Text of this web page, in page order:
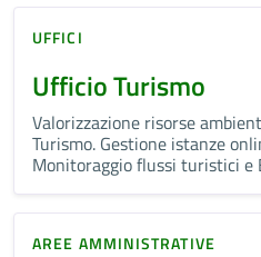
UFFICI
Ufficio Turismo
Valorizzazione risorse
Turismo. Gestione istanze
Monitoraggio flussi turistici e
AREE AMMINISTRATIVE